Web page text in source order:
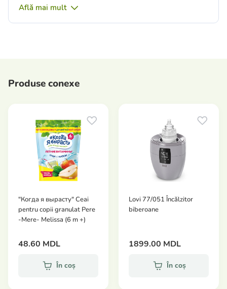
permitand masurarea exacta a cantitatii
Potrivit pentru utilizarea în cuptorul cu microunde.
Află mai mult
Produse conexe
"Когда я вырасту" Ceai
pentru copii granulat Pere
-Mere- Melissa (6 m +)
48.60 MDL
În coș
Lovi 77/051 Încălzitor
biberoane
1899.00 MDL
În coș